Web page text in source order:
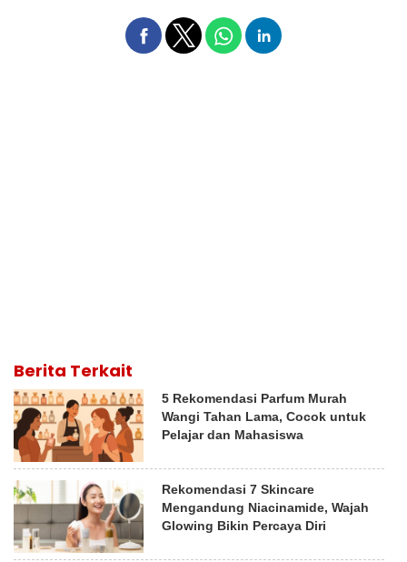
Berita Terkait
5 Rekomendasi Parfum Murah
Wangi Tahan Lama, Cocok untuk
Pelajar dan Mahasiswa
Rekomendasi 7 Skincare
Mengandung Niacinamide, Wajah
Glowing Bikin Percaya Diri